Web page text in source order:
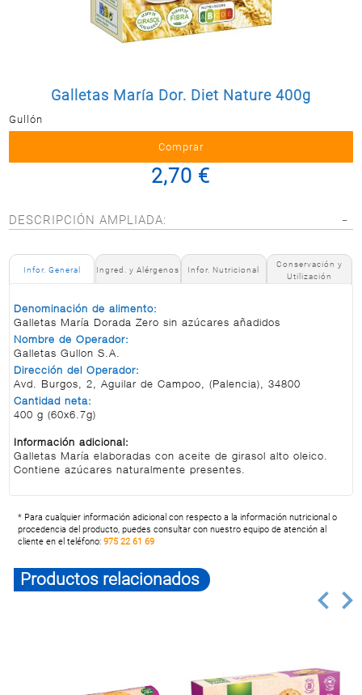
Postal
Galletas María Dor. Diet Nature 400g
Gullón
2,70 €
DESCRIPCIÓN AMPLIADA:
Infor. General Ingred. y Alérgenos Infor. Nutricional
Conservación y
Utilización
Denominación de alimento:
Galletas María Dorada Zero sin azúcares añadidos
Nombre de Operador:
Galletas Gullon S.A.
Dirección del Operador:
Avd. Burgos, 2, Aguilar de Campoo, (Palencia), 34800
Cantidad neta:
400 g (60x6.7g)
Información adicional:
Galletas María elaboradas con aceite de girasol alto oleico.
Contiene azúcares naturalmente presentes.
* Para cualquier información adicional con respecto a la información nutricional o
procedencia del producto, puedes consultar con nuestro equipo de atención al
cliente en el teléfono:975 22 61 69
Productos relacionados